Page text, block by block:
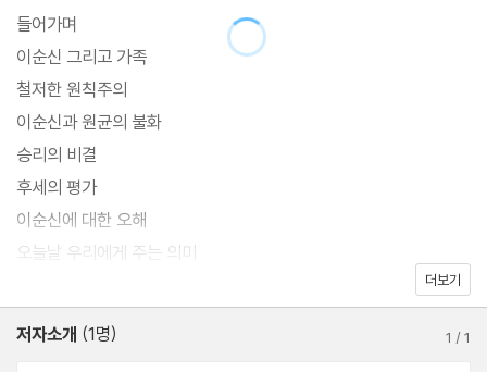
들어가며
이순신 그리고 가족
철저한 원칙주의
이순신과 원균의 불화
승리의 비결
후세의 평가
이순신에 대한 오해
오늘날 우리에게 주는 의미
더보기
저자소개 (1명) 1 /1